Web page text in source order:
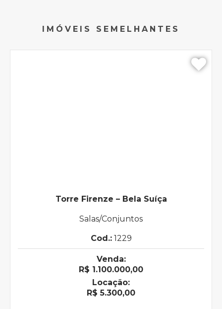
IMÓVEIS SEMELHANTES
Torre Firenze – Bela Suíça
Salas/Conjuntos
Cod.:1229
Venda:
R$ 1.100.000,00
Locação:
R$ 5.300,00